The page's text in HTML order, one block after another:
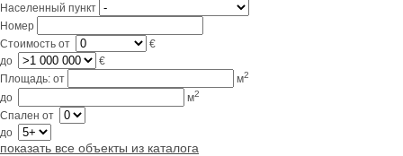
Населенный пункт
Номер
Стоимость от
€
до
€
Площадь: от м2
до м2
Спален от
до
показать все объекты из каталога